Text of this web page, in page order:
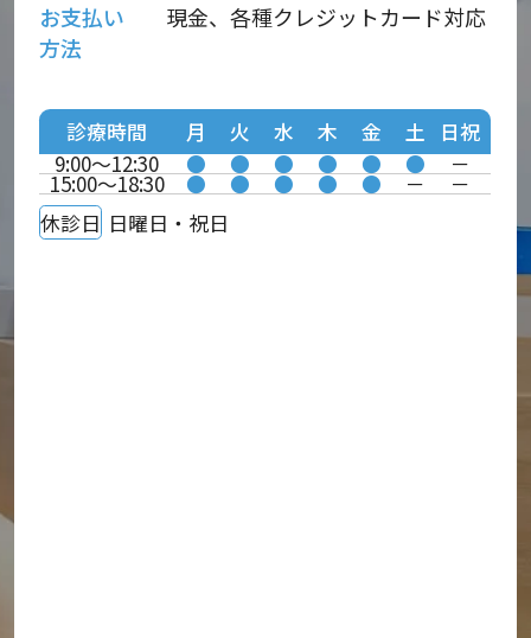
お支払い
方法
現金、各種クレジットカード対応
診療時間 月 火 水 木 金 土
日祝
9:00～12:30
● ● ● ● ● ● －
15:00～18:30 ● ● ● ● ● －
－
休診日 日曜日・祝日